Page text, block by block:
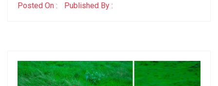
Posted On : Published By :